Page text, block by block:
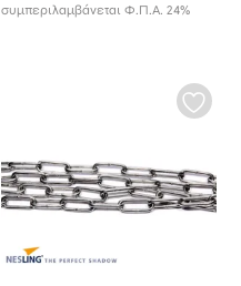
συμπεριλαμβάνεται Φ.Π.Α. 24%